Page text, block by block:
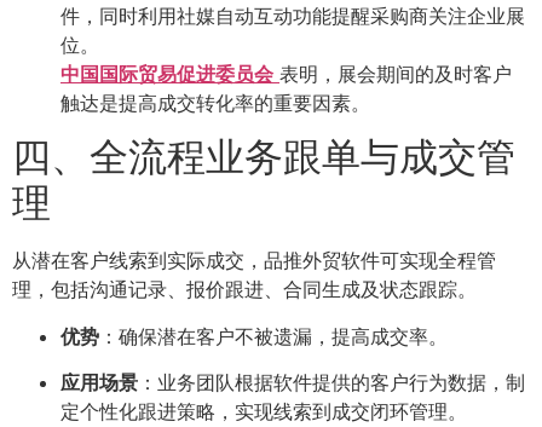
件，同时利用社媒自动互动功能提醒采购商关注企业展
位。
中国国际贸易促进委员会 表明，展会期间的及时客户
触达是提高成交转化率的重要因素。
四、全流程业务跟单与成交管
理
从潜在客户线索到实际成交，品推外贸软件可实现全程管
理，包括沟通记录、报价跟进、合同生成及状态跟踪。
优势 ：确保潜在客户不被遗漏，提高成交率。
应用场景 ：业务团队根据软件提供的客户行为数据，制
定个性化跟进策略，实现线索到成交闭环管理。